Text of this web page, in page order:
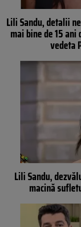
Lili Sandu, detalii
mai bine de 15
vedeta
Lili Sandu,
macină